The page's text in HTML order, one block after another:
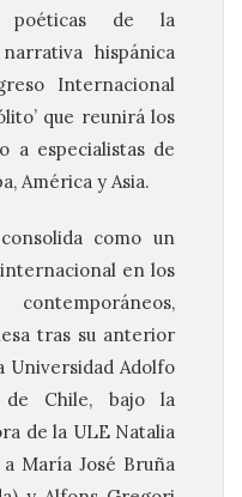
de la
hispánica
Internacional
que reunirá los
a especialistas de
América y Asia.
como un
en los
tras su anterior
Universidad Adolfo
de Chile, bajo la
de la ULE Natalia
María José Bruña